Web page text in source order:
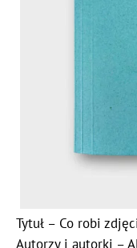
Tytuł – Co robi
Autorzy i autorki –